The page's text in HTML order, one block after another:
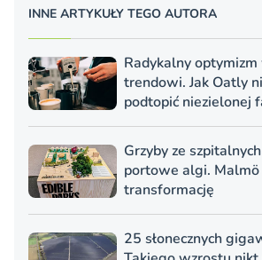
INNE ARTYKUŁY TEGO AUTORA
Radykalny
trendowi. Jak Oatly
podtopić niezielonej
Grzyby ze
portowe algi. Malmö
transformację
25 słonecznych